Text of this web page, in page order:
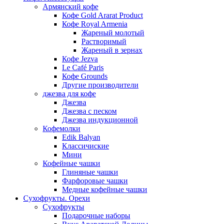
Армянский кофе
Кофе Gold Ararat Product
Кофе Royal Armenia
Жареный молотый
Растворимый
Жареный в зернах
Кофе Jezva
Le Café Paris
Кофе Grounds
Другие производители
джезва для кофе
Джезва
Джезва с песком
Джезва индукционной
Кофемолки
Edik Balyan
Классичиские
Мини
Кофейные чашки
Глиняные чашки
Фарфоровые чашки
Медные кофейные чашки
Сухофрукты. Орехи
Сухофрукты
Подарочные наборы